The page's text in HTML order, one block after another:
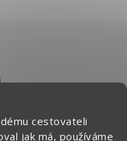
cestovateli
jak má, používáme